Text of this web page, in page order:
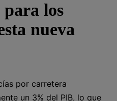
para los
nueva
por carretera
un 3% del PIB, lo que